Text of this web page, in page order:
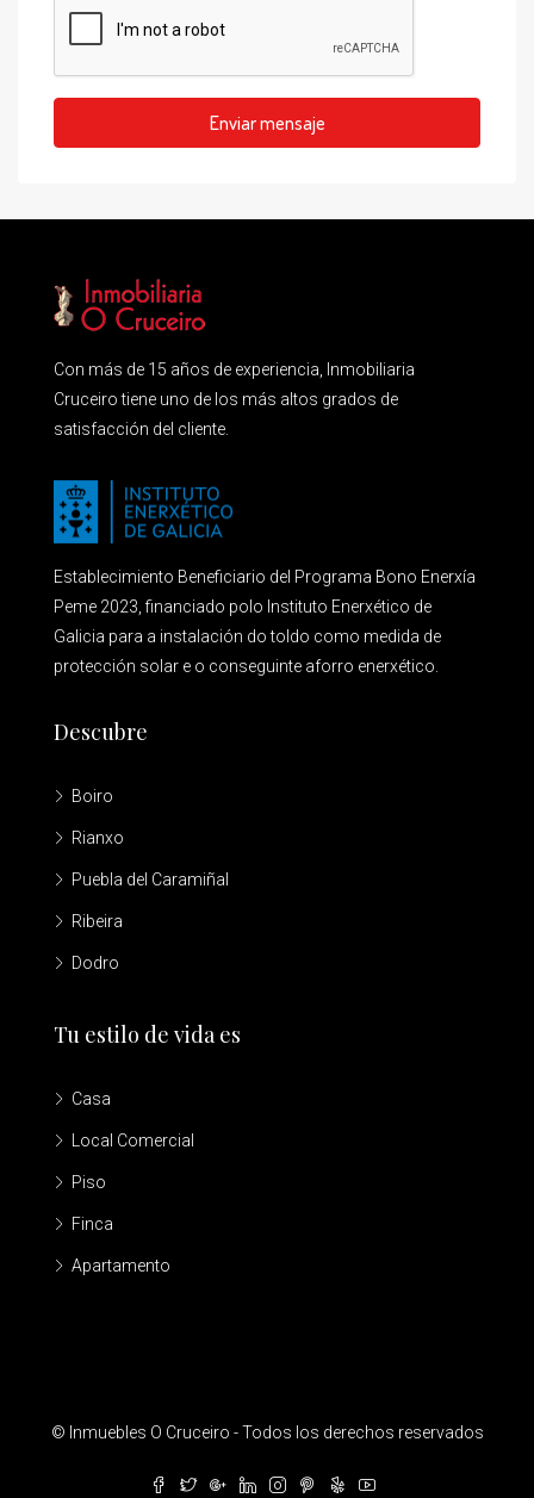
Enviar mensaje
Con más de 15 años de experiencia, Inmobiliaria
Cruceiro tiene uno de los más altos grados de
satisfacción del cliente.
Establecimiento Beneficiario del Programa Bono Enerxía
Peme 2023, financiado polo Instituto Enerxético de
Galicia para a instalación do toldo como medida de
protección solar e o conseguinte aforro enerxético.
Descubre
Boiro
Rianxo
Puebla del Caramiñal
Ribeira
Dodro
Tu estilo de vida es
Casa
Local Comercial
Piso
Finca
Apartamento
© Inmuebles O Cruceiro - Todos los derechos reservados